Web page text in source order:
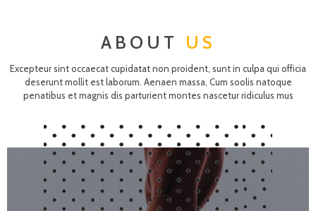
ABOUT US
Excepteur sint occaecat cupidatat non proident, sunt in culpa qui officia
deserunt mollit est laborum. Aenaen massa, Cum soolis natoque
penatibus et magnis dis parturient montes nascetur ridiculus mus